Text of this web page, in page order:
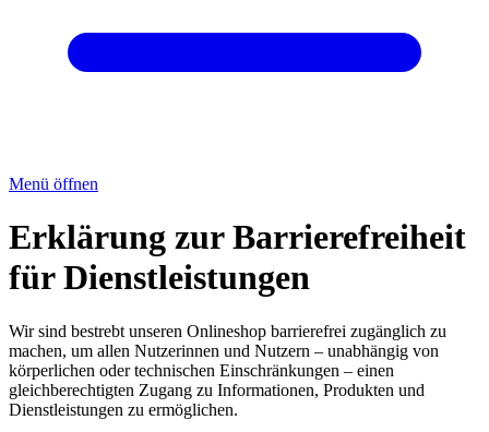
Menü öffnen
Erklärung zur Barrierefreiheit
für Dienstleistungen
Wir sind bestrebt unseren Onlineshop barrierefrei zugänglich zu
machen, um allen Nutzerinnen und Nutzern – unabhängig von
körperlichen oder technischen Einschränkungen – einen
gleichberechtigten Zugang zu Informationen, Produkten und
Dienstleistungen zu ermöglichen.